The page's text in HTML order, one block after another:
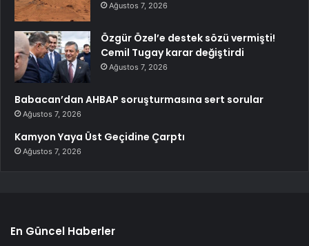
Ağustos 7, 2026
Özgür Özel’e destek sözü vermişti!
Cemil Tugay karar değiştirdi
Ağustos 7, 2026
Babacan’dan AHBAP soruşturmasına sert sorular
Ağustos 7, 2026
Kamyon Yaya Üst Geçidine Çarptı
Ağustos 7, 2026
En Güncel Haberler